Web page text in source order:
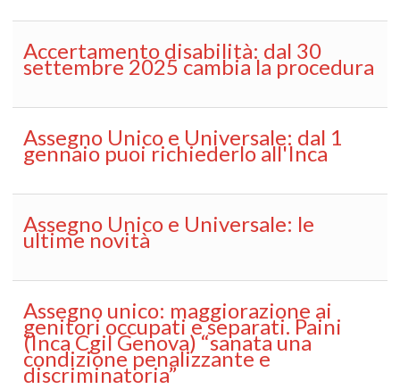
Accertamento disabilità: dal 30
settembre 2025 cambia la procedura
Assegno Unico e Universale: dal 1
gennaio puoi richiederlo all'Inca
Assegno Unico e Universale: le
ultime novità
Assegno unico: maggiorazione ai
genitori occupati e separati. Paini
(Inca Cgil Genova) “sanata una
condizione penalizzante e
discriminatoria”